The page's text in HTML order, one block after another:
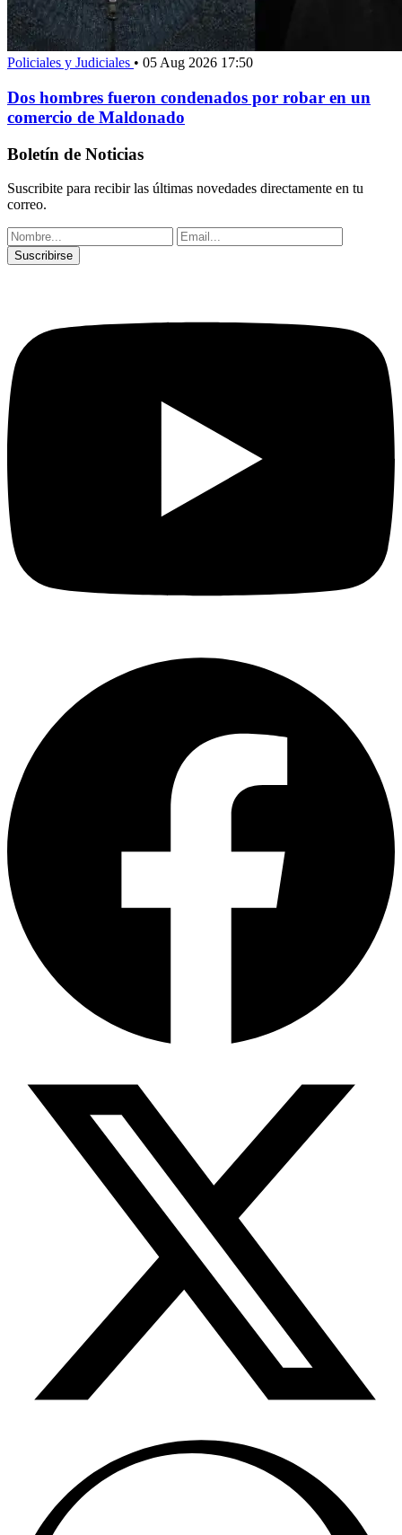
Policiales y Judiciales • 05 Aug 2026 17:50
Dos hombres fueron condenados por robar en un
comercio de Maldonado
Boletín de Noticias
Suscribite para recibir las últimas novedades directamente en tu
correo.
Suscribirse